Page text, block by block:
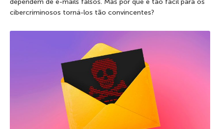
dependem de e-mails falsos. Mas por que é tão fácil para os
cibercriminosos torná-los tão convincentes?